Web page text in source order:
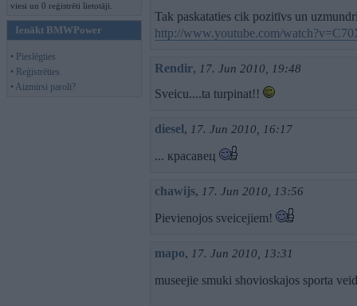
viesi un 0 reģistrēti lietotāji.
Ienākt BMWPower
• Pieslēgties
• Reģistrēties
• Aizmirsi paroli?
Tak paskataties cik pozitīvs un
http://www.youtube.com/
Rendir, 17. Jun 2010, 19:48
Sveicu....ta turpinat!!
diesel, 17. Jun 2010, 16:17
... красавец
chawijs, 17. Jun 2010, 13:56
Pievienojos sveicejiem!
mapo, 17. Jun 2010, 13:31
museejie smuki shovioskajos sporta